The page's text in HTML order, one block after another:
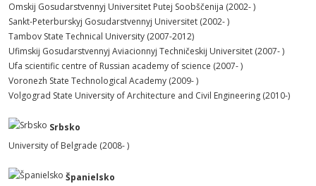
Omskij Gosudarstvennyj Universitet Putej Soobščenija (2002- )
Sankt-Peterburskyj Gosudarstvennyj Universitet (2002- )
Tambov State Technical University (2007-2012)
Ufimskij Gosudarstvennyj Aviacionnyj Techničeskij Universitet (2007- )
Ufa scientific centre of Russian academy of science (2007- )
Voronezh State Technological Academy (2009- )
Volgograd State University of Architecture and Civil Engineering (2010-)
Srbsko
University of Belgrade (2008- )
Španielsko